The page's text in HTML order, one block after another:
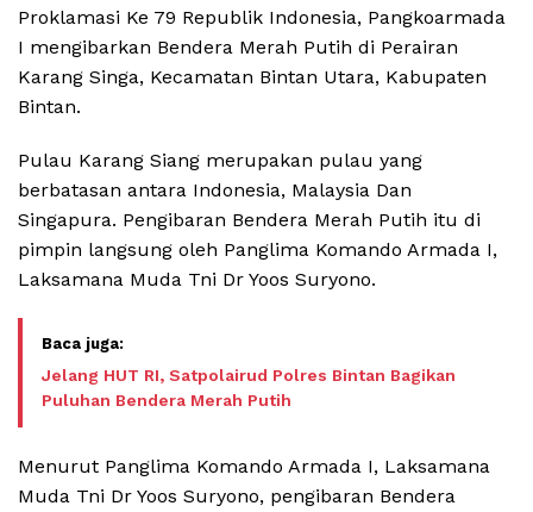
Proklamasi Ke 79 Republik Indonesia, Pangkoarmada
I mengibarkan Bendera Merah Putih di Perairan
Karang Singa, Kecamatan Bintan Utara, Kabupaten
Bintan.
Pulau Karang Siang merupakan pulau yang
berbatasan antara Indonesia, Malaysia Dan
Singapura. Pengibaran Bendera Merah Putih itu di
pimpin langsung oleh Panglima Komando Armada I,
Laksamana Muda Tni Dr Yoos Suryono.
Jelang HUT RI, Satpolairud Polres Bintan Bagikan
Puluhan Bendera Merah Putih
Menurut Panglima Komando Armada I, Laksamana
Muda Tni Dr Yoos Suryono, pengibaran Bendera